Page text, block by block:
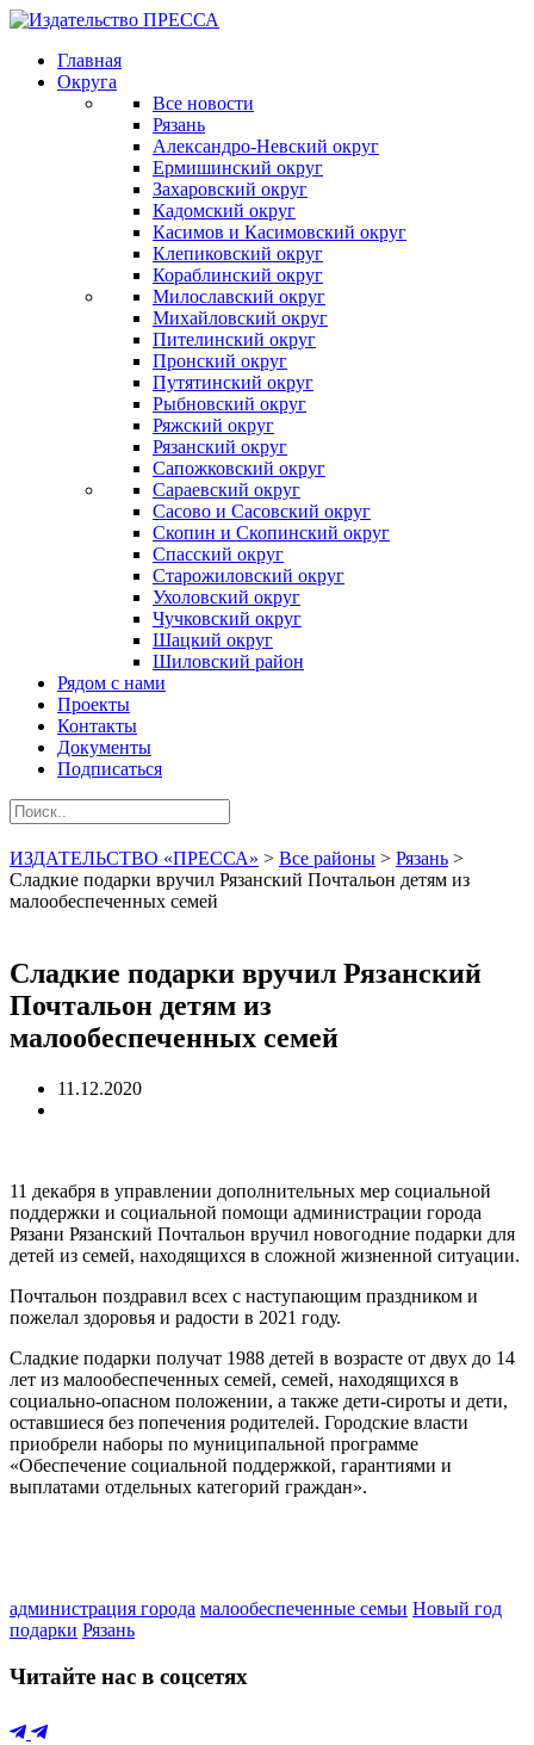
Главная
Округа
Все новости
Рязань
Александро-Невский округ
Ермишинский округ
Захаровский округ
Кадомский округ
Касимов и Касимовский округ
Клепиковский округ
Кораблинский округ
Милославский округ
Михайловский округ
Пителинский округ
Пронский округ
Путятинский округ
Рыбновский округ
Ряжский округ
Рязанский округ
Сапожковский округ
Сараевский округ
Сасово и Сасовский округ
Скопин и Скопинский округ
Спасский округ
Старожиловский округ
Ухоловский округ
Чучковский округ
Шацкий округ
Шиловский район
Рядом с нами
Проекты
Контакты
Документы
Подписаться
ИЗДАТЕЛЬСТВО «ПРЕССА» > Все районы > Рязань >
Сладкие подарки вручил Рязанский Почтальон детям из
малообеспеченных семей
Сладкие подарки вручил Рязанский
Почтальон детям из
малообеспеченных семей
11.12.2020
11 декабря в управлении дополнительных мер социальной
поддержки и социальной помощи администрации города
Рязани Рязанский Почтальон вручил новогодние подарки для
детей из семей, находящихся в сложной жизненной ситуации.
Почтальон поздравил всех с наступающим праздником и
пожелал здоровья и радости в 2021 году.
Сладкие подарки получат 1988 детей в возрасте от двух до 14
лет из малообеспеченных семей, семей, находящихся в
социально-опасном положении, а также дети-сироты и дети,
оставшиеся без попечения родителей. Городские власти
приобрели наборы по муниципальной программе
«Обеспечение социальной поддержкой, гарантиями и
выплатами отдельных категорий граждан».
администрация города малообеспеченные семьи Новый год
подарки Рязань
Читайте нас в соцсетях